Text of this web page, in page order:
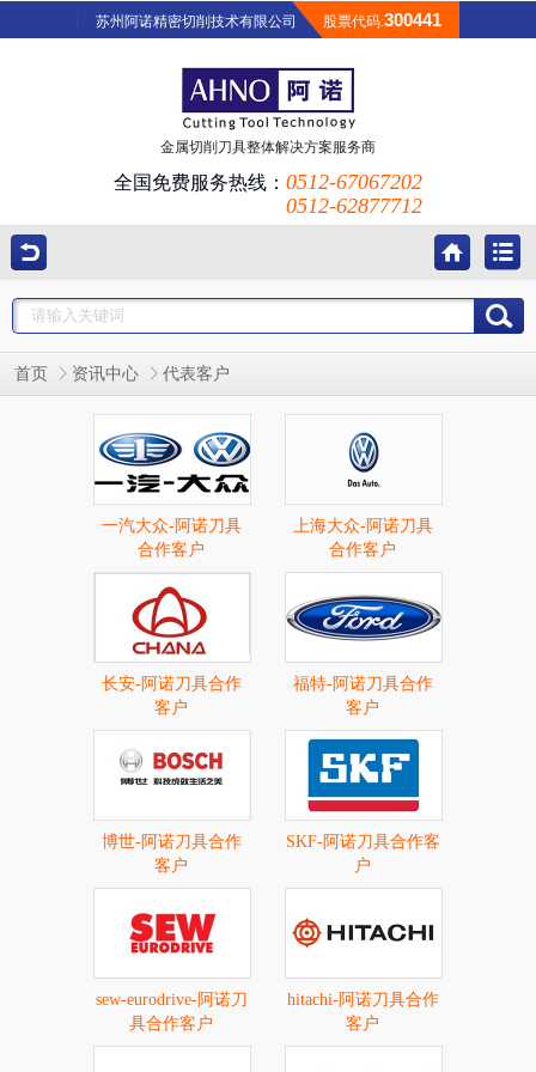
苏州阿诺精密切削技术有限公司 股票代码:300441
金属切削刀具整体解决方案服务商
全国免费服务热线： 0512-67067202
0512-62877712
首页 资讯中心 代表客户
一汽大众-阿诺刀具
合作客户
上海大众-阿诺刀具
合作客户
长安-阿诺刀具合作
客户
福特-阿诺刀具合作
客户
博世-阿诺刀具合作
客户
SKF-阿诺刀具合作客
户
sew-eurodrive-阿诺刀
具合作客户
hitachi-阿诺刀具合作
客户